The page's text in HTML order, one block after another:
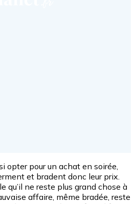
opter pour un achat en soirée,
et bradent donc leur prix.
qu’il ne reste plus grand chose à
affaire, même bradée, reste